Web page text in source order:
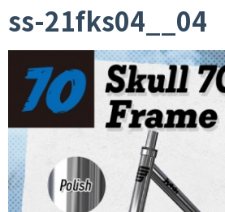
ss-21fks04__04